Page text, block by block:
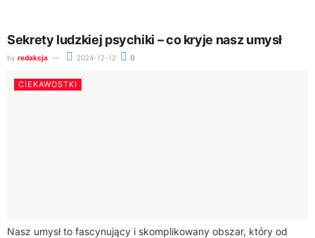
Sekrety ludzkiej psychiki – co kryje nasz umysł
by redakcja 2024-12-12 0
CIEKAWOSTKI
Nasz umysł to fascynujący i skomplikowany obszar, który od